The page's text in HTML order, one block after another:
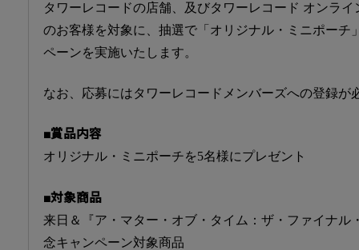
タワーレコードの店舗、及びタワーレコード オンラ
のお客様を対象に、抽選で「オリジナル・ミニポーチ
ペーンを実施いたします。
なお、応募にはタワーレコードメンバーズへの登録が
■賞品内容
オリジナル・ミニポーチを5名様にプレゼント
■対象商品
来日＆『ア・マター・オブ・タイム：ザ・ファイナル
念キャンペーン対象商品